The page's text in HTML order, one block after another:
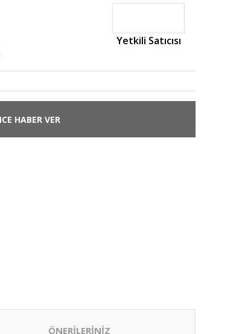
Yetkili Satıcısı
HABER VER
ÖNERİLERİNİZ